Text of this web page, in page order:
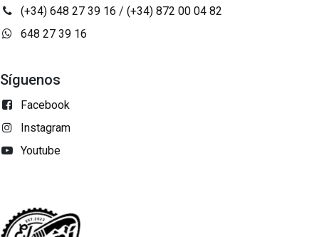
(+34) 648 27 39 16 / (+34) 872 00 04 82
648 27 39 16
Síguenos
Facebook
Instagram
Youtube